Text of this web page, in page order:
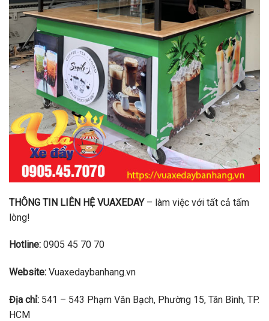
THÔNG TIN LIÊN HỆ VUAXEDAY– làm việc với tất cả tấm
lòng!
Hotline: 0905 45 70 70
Website: Vuaxedaybanhang.vn
Địa chỉ: 541 – 543 Phạm Văn Bạch, Phường 15, Tân Bình, TP.
HCM